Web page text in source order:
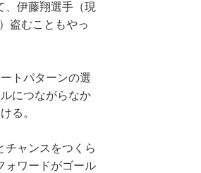
、伊藤翔選手（現
盗むこともやっ
トパターンの選
につながらなか
る。
チャンスをつくら
ォワードがゴール